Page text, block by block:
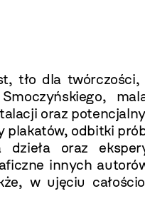
tło dla
Smoczyńskiego,
oraz
plakatów, odbitki
dzieła oraz
innych
w ujęciu